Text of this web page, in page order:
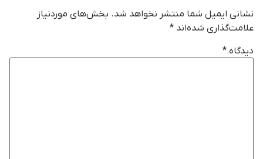
نشانی ایمیل شما منتشر نخواهد شد. بخش‌های موردنیاز
علامت‌گذاری شده‌اند *
دیدگاه *